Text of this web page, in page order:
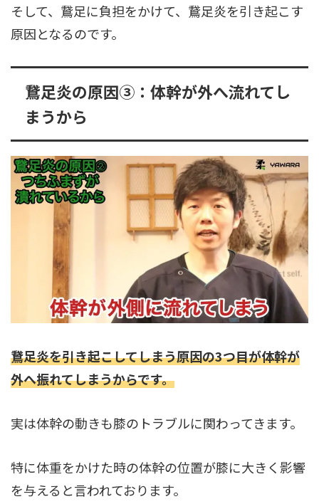
そして、鵞足に負担をかけて、鵞足炎を引き起こす
原因となるのです。
鵞足炎の原因➂：体幹が外へ流れてし
まうから
鵞足炎を引き起こしてしまう原因の3つ目が体幹が
外へ振れてしまうからです。
実は体幹の動きも膝のトラブルに関わってきます。
特に体重をかけた時の体幹の位置が膝に大きく影響
を与えると言われております。